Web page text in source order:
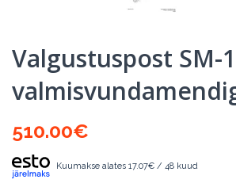
Valgustuspost SM-
510.00€
Kuumakse alates 17.07€ / 48 kuud